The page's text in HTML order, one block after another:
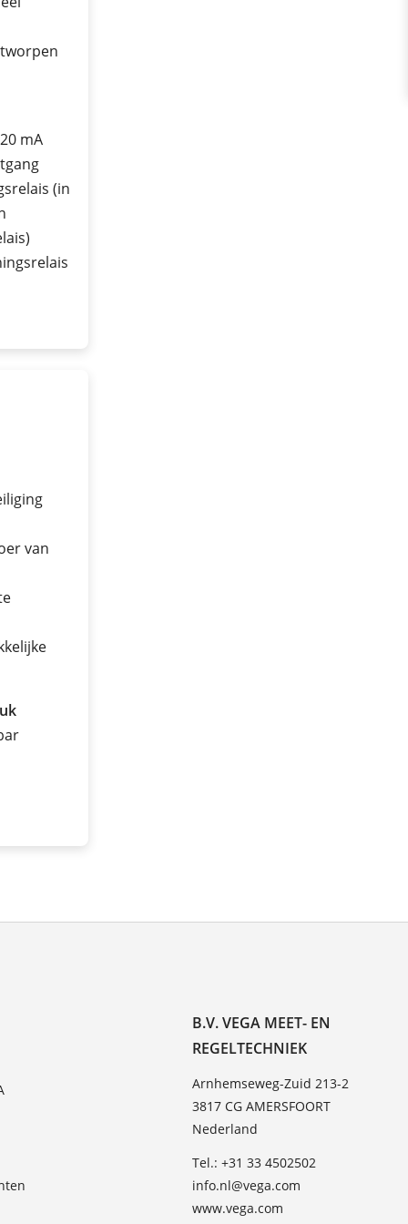
mA
(in
van
B.V. VEGA MEET- EN
REGELTECHNIEK
Arnhemseweg-Zuid 213-2
3817 CG AMERSFOORT
Nederland
Tel.: +31 33 4502502
info.nl@vega.com
www.vega.com